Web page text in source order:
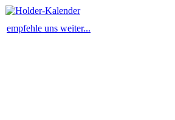
empfehle uns weiter...